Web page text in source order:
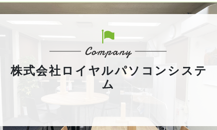
株式会社ロイヤルパソコンシステ
ム